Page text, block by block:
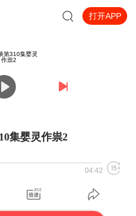
打开APP
集婴灵作祟2
04:42